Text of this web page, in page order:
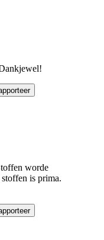
worde
is prima.